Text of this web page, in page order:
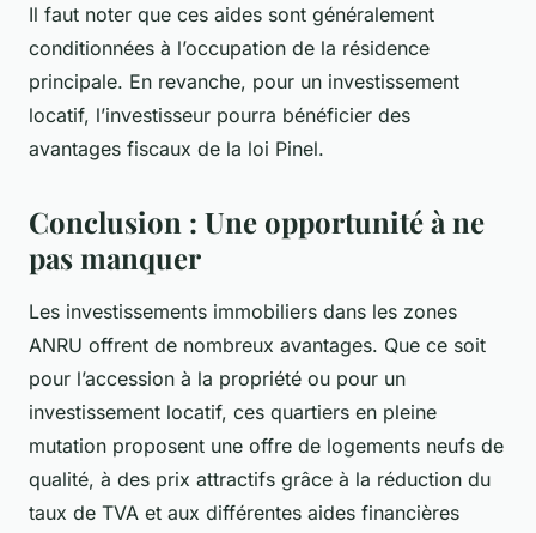
Il faut noter que ces aides sont généralement
conditionnées à l’occupation de la résidence
principale. En revanche, pour un investissement
locatif, l’investisseur pourra bénéficier des
avantages fiscaux de la loi Pinel.
Conclusion : Une opportunité à ne
pas manquer
Les investissements immobiliers dans les zones
ANRU offrent de nombreux avantages. Que ce soit
pour l’accession à la propriété ou pour un
investissement locatif, ces quartiers en pleine
mutation proposent une offre de logements neufs de
qualité, à des prix attractifs grâce à la réduction du
taux de TVA et aux différentes aides financières